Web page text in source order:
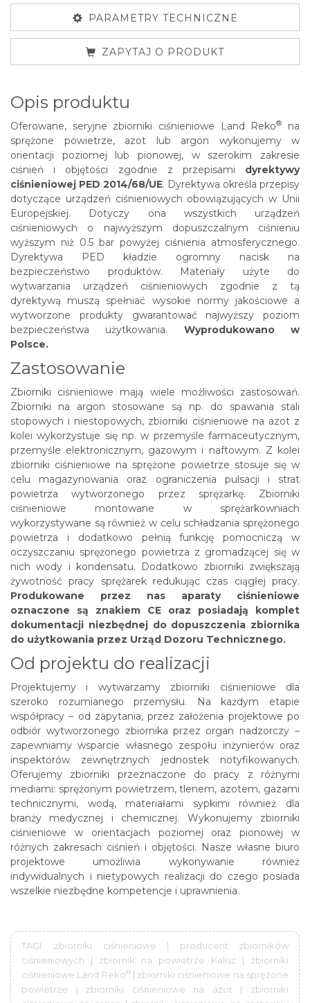
PARAMETRY TECHNICZNE
ZAPYTAJ O PRODUKT
Opis produktu
Oferowane, seryjne zbiorniki ciśnieniowe Land Reko®
na
sprężone powietrze, azot lub argon wykonujemy w
orientacji poziomej lub pionowej, w szerokim zakresie
ciśnień i objętości zgodnie z przepisami dyrektywy
ciśnieniowej PED 2014/68/UE. Dyrektywa określa przepisy
dotyczące urządzeń ciśnieniowych obowiązujących w Unii
Europejskiej. Dotyczy ona wszystkich urządzeń
ciśnieniowych o najwyższym dopuszczalnym ciśnieniu
wyższym niż 0.5 bar powyżej ciśnienia atmosferycznego.
Dyrektywa PED kładzie ogromny nacisk na
bezpieczeństwo produktów. Materiały użyte do
wytwarzania urządzeń ciśnieniowych zgodnie z tą
dyrektywą muszą spełniać wysokie normy jakościowe a
wytworzone produkty gwarantować najwyższy poziom
bezpieczeństwa użytkowania. Wyprodukowano w
Polsce.
Zastosowanie
Zbiorniki ciśnieniowe mają wiele możliwości zastosowań.
Zbiorniki na argon stosowane są np. do spawania stali
stopowych i niestopowych, zbiorniki ciśnieniowe na azot z
kolei wykorzystuje się np. w przemyśle farmaceutycznym,
przemyśle elektronicznym, gazowym i naftowym. Z kolei
zbiorniki ciśnieniowe na sprężone powietrze stosuje się w
celu magazynowania oraz ograniczenia pulsacji i strat
powietrza wytworzonego przez sprężarkę. Zbiorniki
ciśnieniowe montowane w sprężarkowniach
wykorzystywane są również w celu schładzania sprężonego
powietrza i dodatkowo pełnią funkcję pomocniczą w
oczyszczaniu sprężonego powietrza z gromadzącej się w
nich wody i kondensatu. Dodatkowo zbiorniki zwiększają
żywotność pracy sprężarek redukując czas ciągłej pracy.
Produkowane przez nas aparaty ciśnieniowe
oznaczone są znakiem CE oraz posiadają komplet
dokumentacji niezbędnej do dopuszczenia zbiornika
do użytkowania przez Urząd Dozoru Technicznego.
Od projektu do realizacji
Projektujemy i wytwarzamy zbiorniki ciśnieniowe dla
szeroko rozumianego przemysłu. Na każdym etapie
współpracy – od zapytania, przez założenia projektowe po
odbiór wytworzonego zbiornika przez organ nadzorczy –
zapewniamy wsparcie własnego zespołu inżynierów oraz
inspektorów zewnętrznych jednostek notyfikowanych.
Oferujemy zbiorniki przeznaczone do pracy z różnymi
mediami: sprężonym powietrzem, tlenem, azotem, gazami
technicznymi, wodą, materiałami sypkimi również dla
branży medycznej i chemicznej. Wykonujemy zbiorniki
ciśnieniowe w orientacjach poziomej oraz pionowej w
różnych zakresach ciśnień i objętości. Nasze własne biuro
projektowe umożliwia wykonywanie również
indywidualnych i nietypowych realizacji do czego posiada
wszelkie niezbędne kompetencje i uprawnienia.
TAGI: zbiorniki ciśnieniowe | producent zbiorników
ciśnieniowych | zbiornik na powietrze Kalisz | zbiorniki
ciśnieniowe Land Reko®| zbiorniki ciśnieniowe na sprężone
powietrze | zbiorniki ciśnieniowe na azot | zbiorniki